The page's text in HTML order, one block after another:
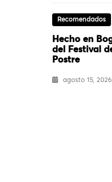
Recomendados
Hecho en
del Festival
Postre
agosto 15, 2026